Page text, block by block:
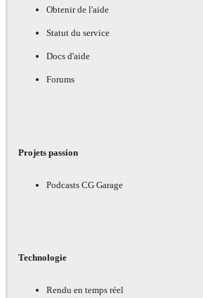
Obtenir de l'aide
Statut du service
Docs d'aide
Forums
Projets passion
Podcasts CG Garage
Technologie
Rendu en temps réel